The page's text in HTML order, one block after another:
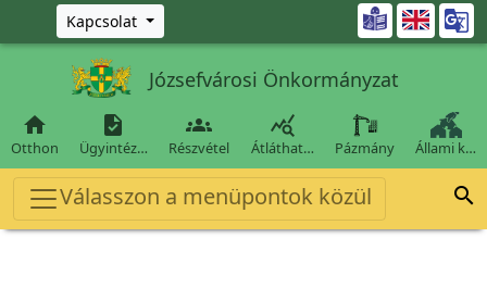
Ugrás a fő tartalomra
Kapcsolat 
Józsefvárosi Önkormányzat

Otthon

Ügyintéz…

Részvétel

Átláthat… Pázmány Állami k…
Válasszon a menüpontok közül 